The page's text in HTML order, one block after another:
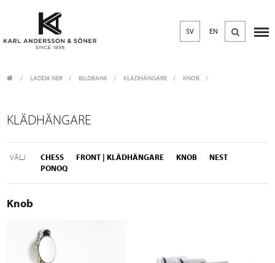
SV EN
LADDA NER / BILDBANK / KLÄDHÄNGARE KNOB
KLÄDHÄNGARE
VÄLJ CHESS FRONT | KLÄDHÄNGARE KNOB
NEST
PONOQ
Knob